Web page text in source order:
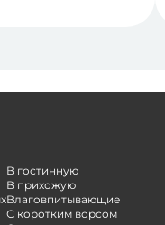
В гостинную
В прихожую
Влаговпитывающие
С коротким ворсом